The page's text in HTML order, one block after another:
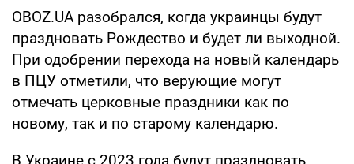
OBOZ.UA разобрался, когда украинцы будут
праздновать Рождество и будет ли выходной.
При одобрении перехода на новый календарь
в ПЦУ отметили, что верующие могут
отмечать церковные праздники как по
новому, так и по старому календарю.
В Украине с 2023 года будут праздновать